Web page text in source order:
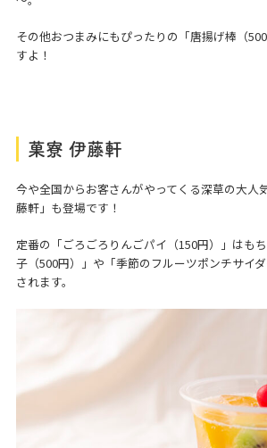
その他おつまみにもぴったりの「唐揚げ棒（
すよ！
菓寮 伊藤軒
今や全国からお客さんがやってくる深草の大人
藤軒」も登場です！
定番の「ごろごろりんごパイ（150円）」はも
子（500円）」や「季節のフルーツポンチサイ
されます。